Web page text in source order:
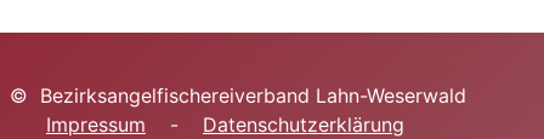
© Bezirksangelfischereiverband Lahn-Weserwald
Impressum - Datenschutzerklärung